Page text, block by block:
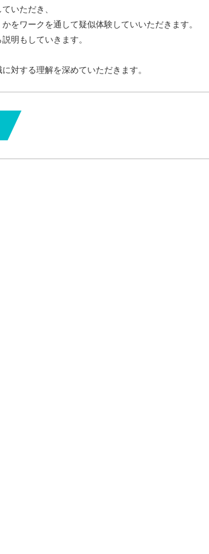
いただき、
をワークを通して疑似体験していいただきます。
明もしていきます。
対する理解を深めていただきます。